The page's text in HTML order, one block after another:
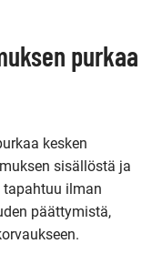
purkaa
kesken
sisällöstä ja
tapahtuu ilman
päättymistä,